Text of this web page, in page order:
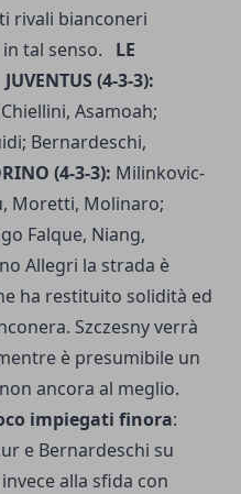
rivali bianconeri
tal senso. LE
JUVENTUS (4-3-3):
Asamoah;
Bernardeschi,
(4-3-3): Milinkovic-
Moretti, Molinaro;
Falque, Niang,
Allegri la strada è
ha restituito solidità ed
. Szczesny verrà
è presumibile un
ancora al meglio.
impiegati finora:
e Bernardeschi su
alla sfida con